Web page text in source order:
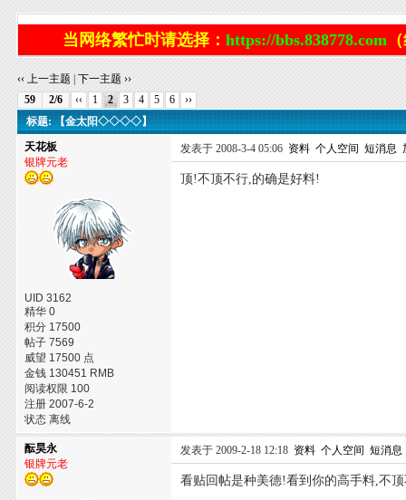
当网络繁忙时请选择： https://bbs.838778.com
‹‹ 上一主题 |下一主题 ››
59
2/6 ‹‹ 1 2 3 4 5 6
››
标题: 【金太阳◇◇◇◇】
天花板
银牌元老
UID 3162
精华 0
积分 17500
帖子 7569
威望 17500 点
金钱 130451 RMB
阅读权限 100
注册 2007-6-2
状态 离线
发表于 2008-3-4 05:06 资料 个人空间 短消息
顶!不顶不行,的确是好料!
酝昊永
银牌元老
发表于 2009-2-18 12:18 资料 个人空间 短消息
看贴回帖是种美德!看到你的高手料,不